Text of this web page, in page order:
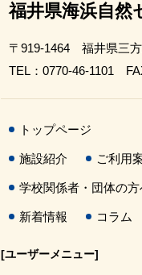
福井県海浜自然
〒919-1464 福井県三方
TEL：0770-46-1101
トップページ
施設紹介 ご利用
学校関係者・団体の方
新着情報 コラム
[ユーザーメニュー]